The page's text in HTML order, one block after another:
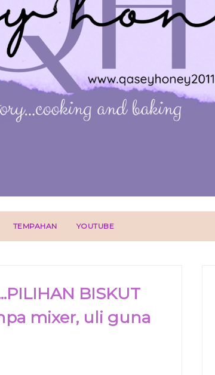
TEMPAHAN YOUTUBE
BISKUT
mixer, uli guna